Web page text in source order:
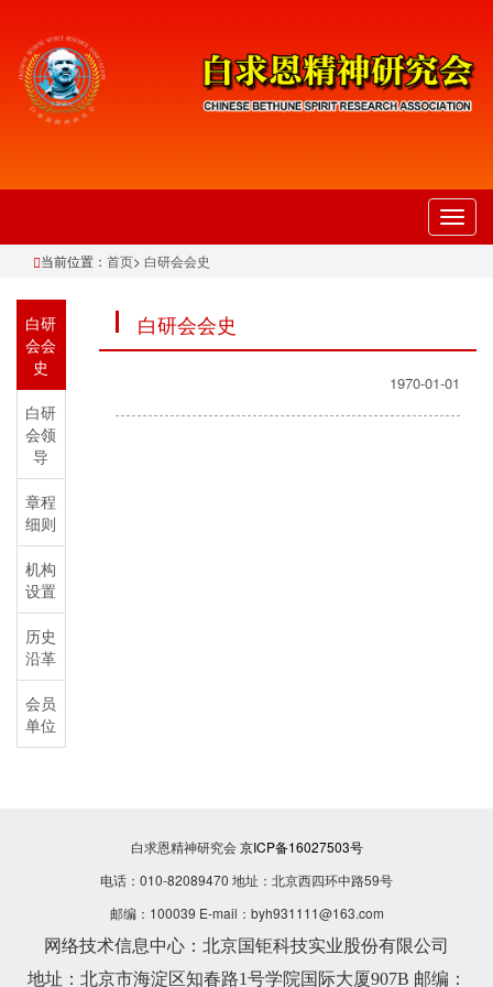
切
换
当前位置： 首页> 白研会会史
白研
会会
史
白研
会领
导
章程
细则
机构
设置
历史
沿革
会员
单位
白研会会史
1970-01-01
白求恩精神研究会京ICP备16027503号
电话：010-82089470 地址：北京西四环中路59号
邮编：100039 E-mail：byh931111@163.com
网络技术信息中心：北京国钜科技实业股份有限公司
地址：北京市海淀区知春路1号学院国际大厦907B 邮编：